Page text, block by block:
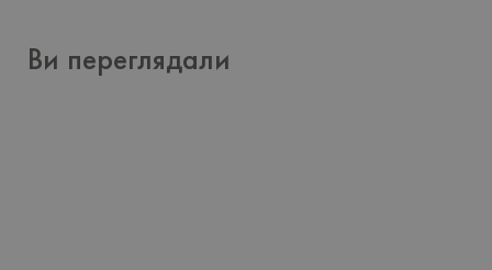
Ви переглядали